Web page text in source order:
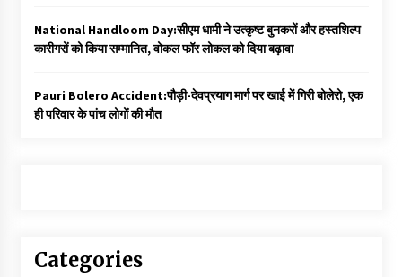
National Handloom Day:सीएम धामी ने उत्कृष्ट बुनकरों और हस्तशिल्प
कारीगरों को किया सम्मानित, वोकल फॉर लोकल को दिया बढ़ावा
Pauri Bolero Accident:पौड़ी-देवप्रयाग मार्ग पर खाई में गिरी बोलेरो, एक
ही परिवार के पांच लोगों की मौत
Categories